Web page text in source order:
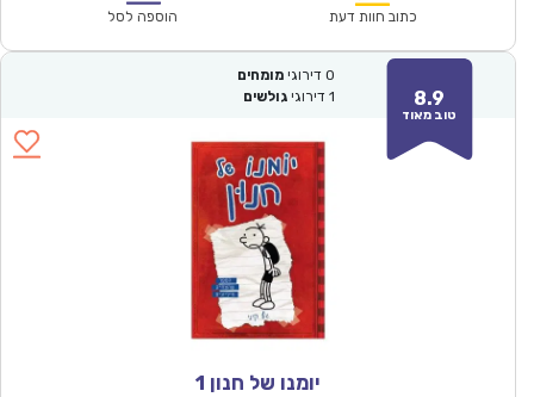
₪57.00.
כתוב חוות דעת הוספה לסל
8.9
טוב מאוד
0 דירוגי מומחים
1 דירוגי גולשים
יומנו של חנון 1